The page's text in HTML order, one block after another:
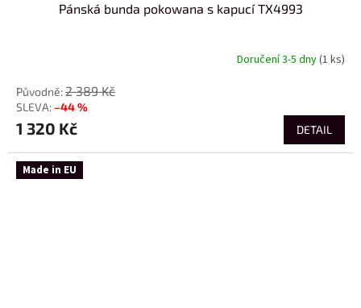
Pánská bunda pokowana s kapucí TX4993
Doručení 3-5 dny(1 ks)
2 389 Kč
–44 %
1 320 Kč DETAIL
Made in EU